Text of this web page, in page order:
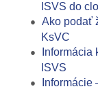
ISVS do
Ako podať
KsVC
ISVS